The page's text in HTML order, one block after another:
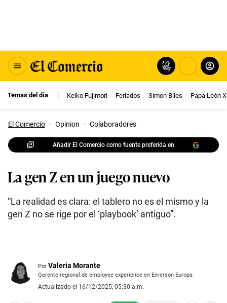
Temas del día Keiko Fujimori Feriados Simon Biles Papa León
El Comercio · Opinion · Colaboradores
Añadir El Comercio como fuente preferida en
La gen Z en un juego nuevo
“La realidad es clara: el tablero no es el mismo y la
gen Z no se rige por el ‘playbook’ antiguo”.
Por Valeria Morante
Gerente regional de employee experience en Emerson Europa
Actualizado el 16/12/2025, 05:30 a.m.